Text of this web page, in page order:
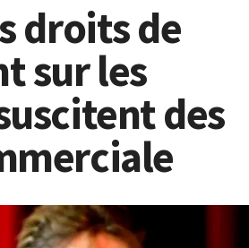
droits de
sur les
des